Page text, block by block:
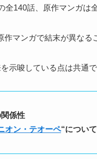
全140話、原作マンガは
作マンガで結末が異なる
示唆している点は共通
係性
オン・テオーペ“について